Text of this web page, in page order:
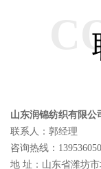
山东润锦纺织有限公
联系人：郭经理
咨询热线：
地 址：山东省潍坊